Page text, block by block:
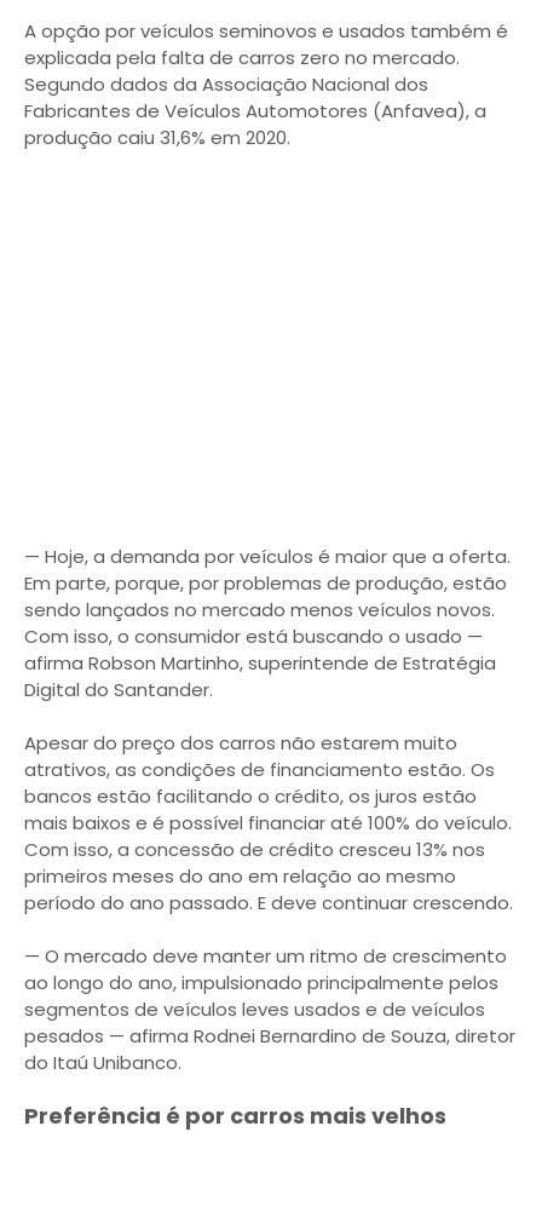
A opção por veículos seminovos e usados também é
explicada pela falta de carros zero no mercado.
Segundo dados da Associação Nacional dos
Fabricantes de Veículos Automotores (Anfavea), a
produção caiu 31,6% em 2020.
— Hoje, a demanda por veículos é maior que a oferta.
Em parte, porque, por problemas de produção, estão
sendo lançados no mercado menos veículos novos.
Com isso, o consumidor está buscando o usado —
afirma Robson Martinho, superintende de Estratégia
Digital do Santander.
Apesar do preço dos carros não estarem muito
atrativos, as condições de financiamento estão. Os
bancos estão facilitando o crédito, os juros estão
mais baixos e é possível financiar até 100% do veículo.
Com isso, a concessão de crédito cresceu 13% nos
primeiros meses do ano em relação ao mesmo
período do ano passado. E deve continuar crescendo.
— O mercado deve manter um ritmo de crescimento
ao longo do ano, impulsionado principalmente pelos
segmentos de veículos leves usados e de veículos
pesados — afirma Rodnei Bernardino de Souza, diretor
do Itaú Unibanco.
Preferência é por carros mais velhos